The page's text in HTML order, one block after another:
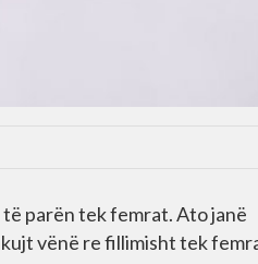
të parën tek femrat. Ato janë
vënë re fillimisht tek